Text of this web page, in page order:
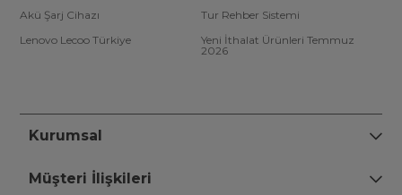
Akü Şarj Cihazı
Tur Rehber Sistemi
Lenovo Lecoo Türkiye
Yeni İthalat Ürünleri Temmuz
2026
Kurumsal
Müşteri İlişkileri